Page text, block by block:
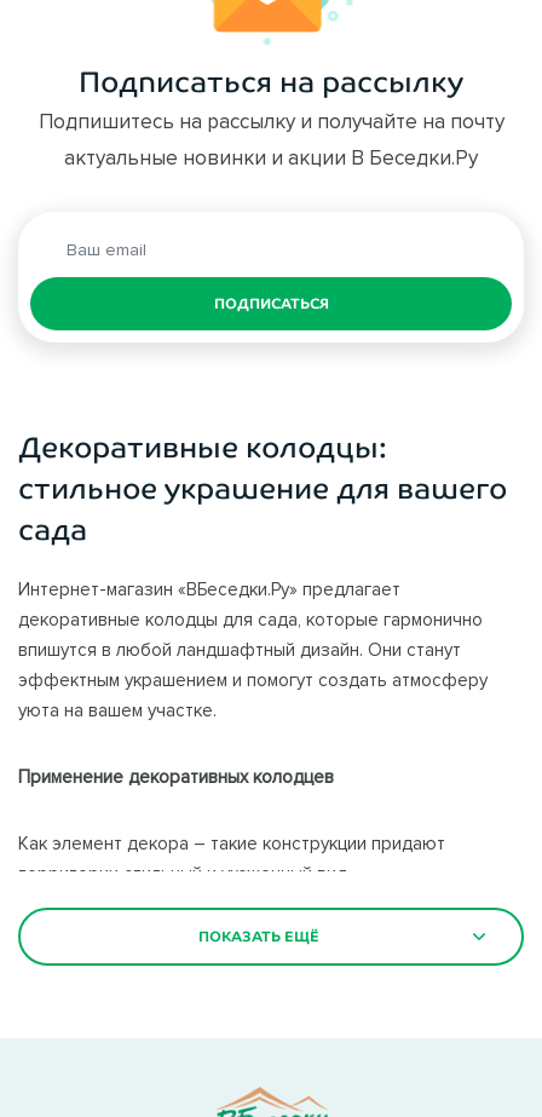
Подписаться на рассылку
Подпишитесь на рассылку и получайте на почту
актуальные новинки и акции В Беседки.Ру
ПОДПИСАТЬСЯ
Декоративные колодцы:
стильное украшение для вашего
сада
Интернет-магазин «ВБеседки.Ру» предлагает
декоративные колодцы для сада, которые гармонично
впишутся в любой ландшафтный дизайн. Они станут
эффектным украшением и помогут создать атмосферу
уюта на вашем участке.
Применение декоративных колодцев
Как элемент декора – такие конструкции придают
территории стильный и ухоженный вид.
Для оформления работающего источника воды – чтобы
скрыть технические элементы скважины или колодца.
Создание уютной зоны отдыха – рядом можно разместить
ПОКАЗАТЬ ЕЩЁ